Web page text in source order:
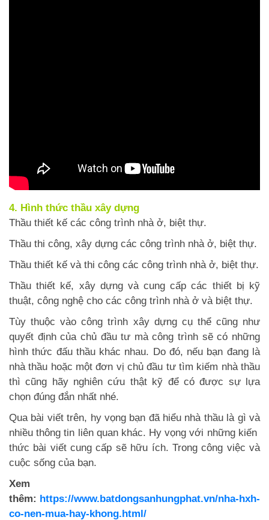
4. Hình thức thầu xây dựng
Thầu thiết kế các công trình nhà ở, biệt thự.
Thầu thi công, xây dựng các công trình nhà ở, biệt thự.
Thầu thiết kế và thi công các công trình nhà ở, biệt thự.
Thầu thiết kế, xây dựng và cung cấp các thiết bị kỹ
thuật, công nghệ cho các công trình nhà ở và biệt thự.
Tùy thuộc vào công trình xây dựng cụ thể cũng như
quyết định của chủ đầu tư mà công trình sẽ có những
hình thức đấu thầu khác nhau. Do đó, nếu bạn đang là
nhà thầu hoặc một đơn vị chủ đầu tư tìm kiếm nhà thầu
thì cũng hãy nghiên cứu thật kỹ để có được sự lựa
chọn đúng đắn nhất nhé.
Qua bài viết trên, hy vọng bạn đã hiểu nhà thầu là gì và
nhiều thông tin liên quan khác. Hy vọng với những kiến ​​
thức bài viết cung cấp sẽ hữu ích. Trong công việc và
cuộc sống của bạn.
Xem
thêm: https://www.batdongsanhungphat.vn/nha-hxh-
co-nen-mua-hay-khong.html/